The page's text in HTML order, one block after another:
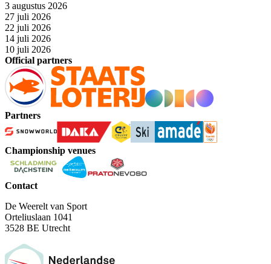
3 augustus 2026
27 juli 2026
22 juli 2026
14 juli 2026
10 juli 2026
Official partners
Partners
Championship venues
Contact
De Weerelt van Sport
Orteliuslaan 1041
3528 BE Utrecht